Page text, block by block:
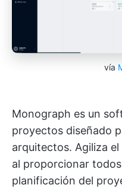
vía
Monograph es un
proyectos diseñado
arquitectos. Agiliza
al proporcionar
planificación del